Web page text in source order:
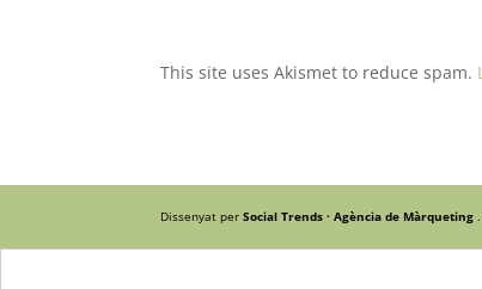
This site uses Akismet to reduce spam.
Dissenyat perSocial Trends · Agència de Màrqueting